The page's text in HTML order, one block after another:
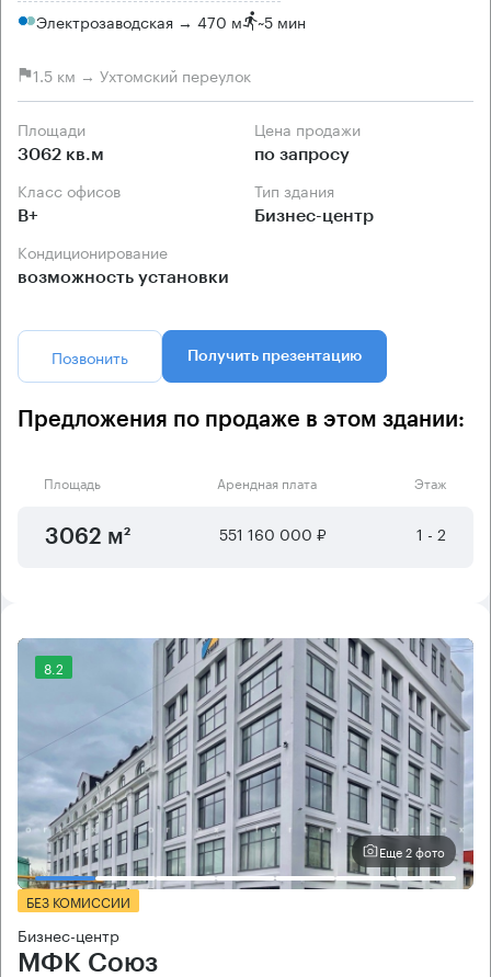
Электрозаводская → 470 м ~5 мин
1.5 км → Ухтомский переулок
Площади
3062 кв.м
Цена продажи
по запросу
Класс офисов
B+
Тип здания
Бизнес-центр
Кондиционирование
возможность установки
Позвонить Получить презентацию
Предложения по продаже в этом здании:
Площадь Арендная плата Этаж
3062 м² 551 160 000 ₽ 1 - 2
8.2
Еще 2 фото
БЕЗ КОМИССИИ
Бизнес-центр
МФК Союз